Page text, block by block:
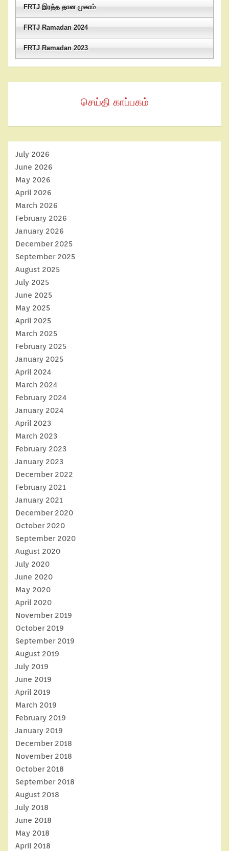
FRTJ இரத்த தான முகாம்
FRTJ Ramadan 2024
FRTJ Ramadan 2023
செய்தி காப்பகம்
July 2026
June 2026
May 2026
April 2026
March 2026
February 2026
January 2026
December 2025
September 2025
August 2025
July 2025
June 2025
May 2025
April 2025
March 2025
February 2025
January 2025
April 2024
March 2024
February 2024
January 2024
April 2023
March 2023
February 2023
January 2023
December 2022
February 2021
January 2021
December 2020
October 2020
September 2020
August 2020
July 2020
June 2020
May 2020
April 2020
November 2019
October 2019
September 2019
August 2019
July 2019
June 2019
April 2019
March 2019
February 2019
January 2019
December 2018
November 2018
October 2018
September 2018
August 2018
July 2018
June 2018
May 2018
April 2018